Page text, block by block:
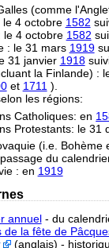
(comme
le 4 octobre 1582
le 4 octobre 1582
: le 31 mars 1919
31 janvier 1918
la Finlande) :
et 1711 ).
les régions:
Catholiques: en
Protestants: le 31
(i.e. Bohème
du
: en 1919
annuel- du
de la fête de
(anglais) -